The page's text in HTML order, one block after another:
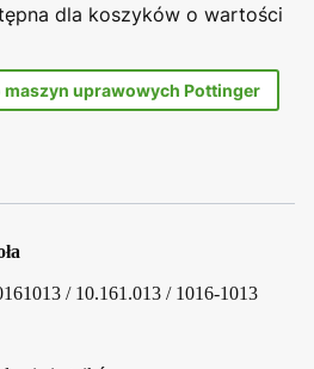
dla koszyków o wartości
maszyn uprawowych Pottinger
/ 10.161.013 / 1016-1013